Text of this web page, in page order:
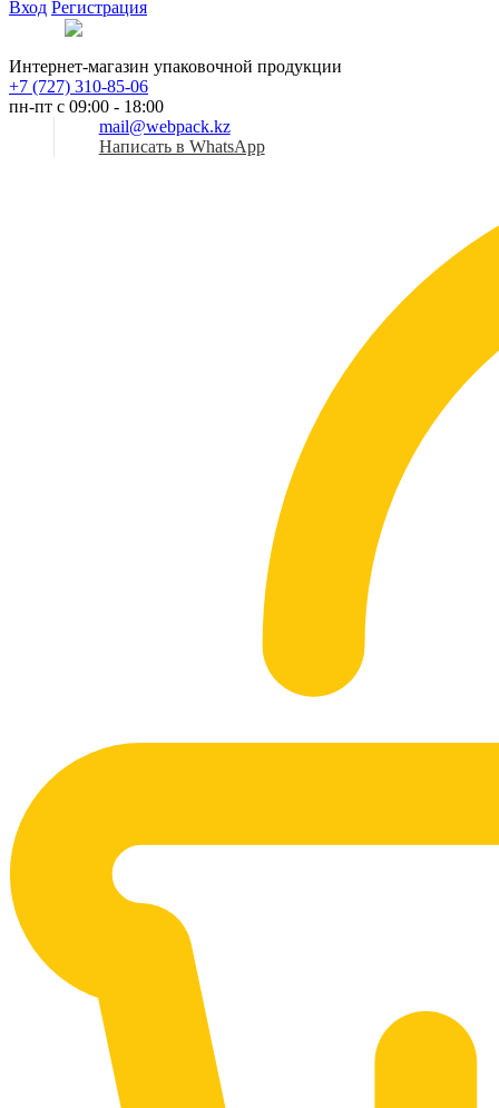
Вход Регистрация
Интернет-магазин упаковочной продукции
+7 (727) 310-85-06
пн-пт с 09:00 - 18:00
mail@webpack.kz
Написать в WhatsApp